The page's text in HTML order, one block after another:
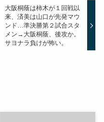
大阪桐蔭は柿木が１回戦以
来、済美は山口が先発マウ
ンド…準決勝第２試合スタ
メン→大阪桐蔭、後攻か。
サヨナラ負けが怖い。